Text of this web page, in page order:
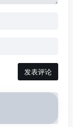
发表评论